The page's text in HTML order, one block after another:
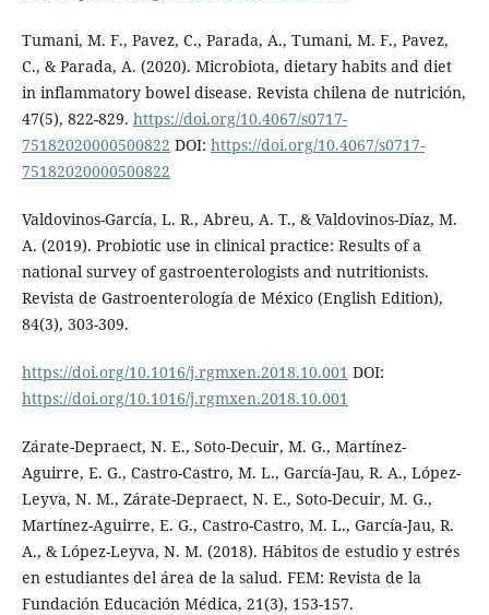
Tumani, M. F., Pavez, C., Parada, A., Tumani, M. F., Pavez,
C., & Parada, A. (2020). Microbiota, dietary habits and diet
in inflammatory bowel disease. Revista chilena de nutrición,
47(5), 822-829. https://doi.org/10.4067/s0717-
75182020000500822 DOI: https://doi.org/10.4067/s0717-
75182020000500822
Valdovinos-García, L. R., Abreu, A. T., & Valdovinos-Díaz, M.
A. (2019). Probiotic use in clinical practice: Results of a
national survey of gastroenterologists and nutritionists.
Revista de Gastroenterología de México (English Edition),
84(3), 303-309.
https://doi.org/10.1016/j.rgmxen.2018.10.001 DOI:
https://doi.org/10.1016/j.rgmxen.2018.10.001
Zárate-Depraect, N. E., Soto-Decuir, M. G., Martínez-
Aguirre, E. G., Castro-Castro, M. L., García-Jau, R. A., López-
Leyva, N. M., Zárate-Depraect, N. E., Soto-Decuir, M. G.,
Martínez-Aguirre, E. G., Castro-Castro, M. L., García-Jau, R.
A., & López-Leyva, N. M. (2018). Hábitos de estudio y estrés
en estudiantes del área de la salud. FEM: Revista de la
Fundación Educación Médica, 21(3), 153-157.